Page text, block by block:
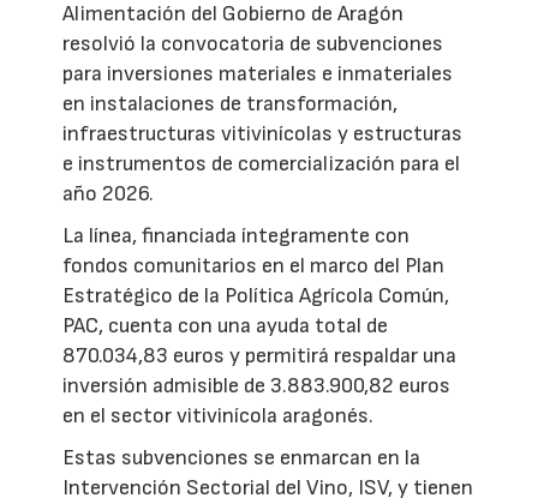
Alimentación del Gobierno de Aragón
resolvió la convocatoria de subvenciones
para inversiones materiales e inmateriales
en instalaciones de transformación,
infraestructuras vitivinícolas y estructuras
e instrumentos de comercialización para el
año 2026.
La línea, financiada íntegramente con
fondos comunitarios en el marco del Plan
Estratégico de la Política Agrícola Común,
PAC, cuenta con una ayuda total de
870.034,83 euros y permitirá respaldar una
inversión admisible de 3.883.900,82 euros
en el sector vitivinícola aragonés.
Estas subvenciones se enmarcan en la
Intervención Sectorial del Vino, ISV, y tienen